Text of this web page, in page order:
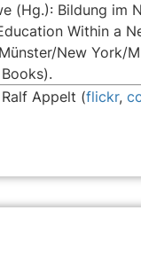
(Hg.): Bildung im
Within a
New York/
Appelt (flickr,